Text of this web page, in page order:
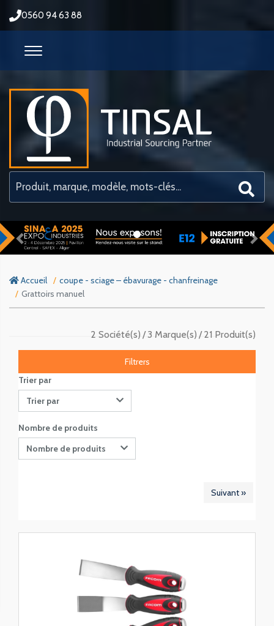
0560 94 63 88
Previous
Accueil
coupe - sciage – ébavurage - chanfreinage
Grattoirs manuel
21 Produit(s)
3 Marque(s)
2 Société(s)
Filtrers
Trier par
Trier par
Nombre de produits
Nombre de produits
Suivant »